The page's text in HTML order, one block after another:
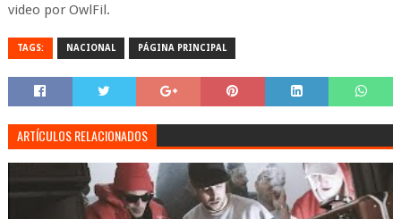
video por OwlFil.
TAGS: NACIONAL PÁGINA PRINCIPAL
ARTÍCULOS RELACIONADOS